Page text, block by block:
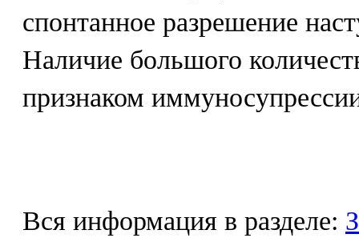
спонтанное разрешение
Наличие большого
признаком
Вся информация в разделе: